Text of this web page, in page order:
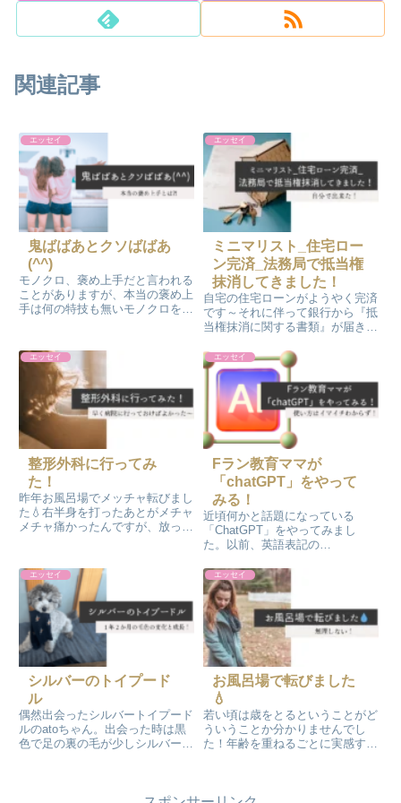
関連記事
エッセイ
鬼ばばあとクソばばあ
(^^)
モノクロ、褒め上手だと言われる
ことがありますが、本当の褒め上
手は何の特技も無いモノクロを褒
子』そんな自慢の友達の可愛いお
嬢さんの発言を思い出すとあった
かい気持ちになって、今でも笑っ
ちゃいます！
エッセイ
ミニマリスト_住宅ロー
ン完済_法務局で抵当権
抹消してきました！
自宅の住宅ローンがようやく完済
です～それに伴って銀行から『抵
当権抹消に関する書類』が届きま
消手続き』を依頼しようと思った
のですが…自分ですることにしま
した！出来ました(^^)v
エッセイ
整形外科に行ってみ
た！
昨年お風呂場でメッチャ転びまし
た💧右半身を打ったあとがメチャ
メチャ痛かったんですが、放って
年始ずっと「痛たたたっ」と言っ
ていたら、帰省した家族から整形
外科行くことを勧められ…
エッセイ
Fラン教育ママが
「chatGPT」をやって
みる！
近頃何かと話題になっている
「ChatGPT」をやってみまし
た。以前、英語表記の
ていましたが、娘に設定をお願い
して、どうにか使えるようになり
ました。さっそく質問すると長文
で答えてくれました！AIってすご
いんだね～
エッセイ
シルバーのトイプード
ル
偶然出会ったシルバートイプード
ルのatoちゃん。出会った時は黒
色で足の裏の毛が少しシルバーだ
エッセイ
お風呂場で転びました
💧
若い頃は歳をとるということがど
ういうことか分かりませんでし
た！年齢を重ねるごとに実感する